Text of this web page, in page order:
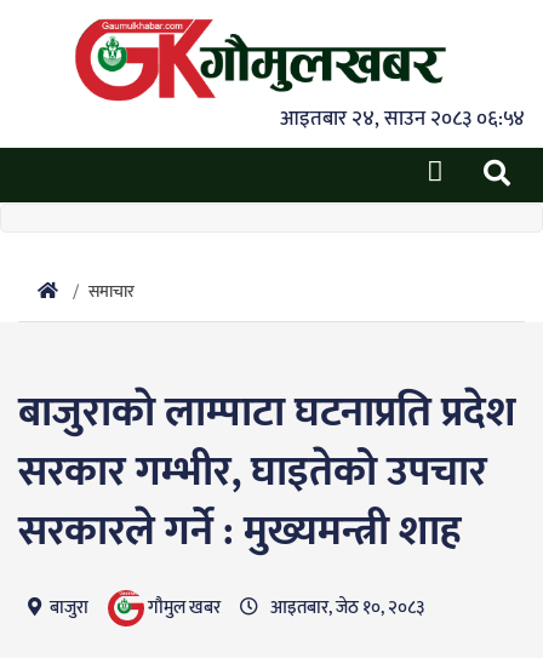
आइतबार २४, साउन २०८३ ०६:५४
समाचार
बाजुराकाे लाम्पाटा घटनाप्रति प्रदेश
सरकार गम्भीर, घाइतेको उपचार
सरकारले गर्ने : मुख्यमन्त्री शाह
बाजुरा गाैमुल खबर आइतबार, जेठ १०, २०८३